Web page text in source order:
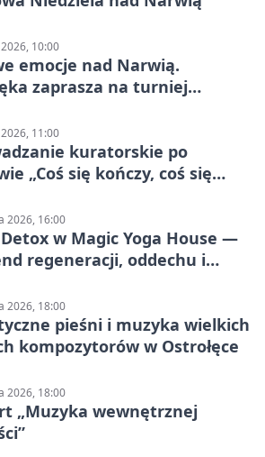
10:00
emocje nad Narwią.
zaprasza na turniej
11:00
kuratorskie po
„Coś się kończy, coś się
do Korony”
2026, 16:00
w Magic Yoga House —
regeneracji, oddechu i
2026, 18:00
pieśni i muzyka wielkich
kompozytorów w Ostrołęce
2026, 18:00
„Muzyka wewnętrznej